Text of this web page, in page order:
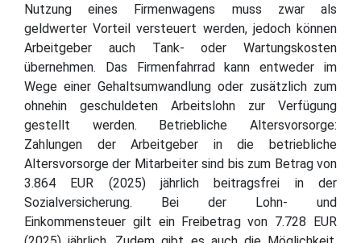
Nutzung eines Firmenwagens muss zwar als
geldwerter Vorteil versteuert werden, jedoch können
Arbeitgeber auch Tank- oder Wartungskosten
übernehmen. Das Firmenfahrrad kann entweder im
Wege einer Gehaltsumwandlung oder zusätzlich zum
ohnehin geschuldeten Arbeitslohn zur Verfügung
gestellt werden. Betriebliche Altersvorsorge:
Zahlungen der Arbeitgeber in die betriebliche
Altersvorsorge der Mitarbeiter sind bis zum Betrag von
3.864 EUR (2025) jährlich beitragsfrei in der
Sozialversicherung. Bei der Lohn- und
Einkommensteuer gilt ein Freibetrag von 7.728 EUR